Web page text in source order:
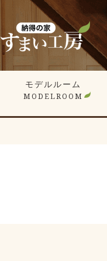
モデルルーム
MODELROOM